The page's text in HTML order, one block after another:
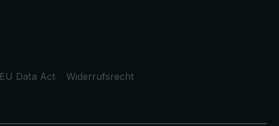
EU Data Act
Widerrufsrecht